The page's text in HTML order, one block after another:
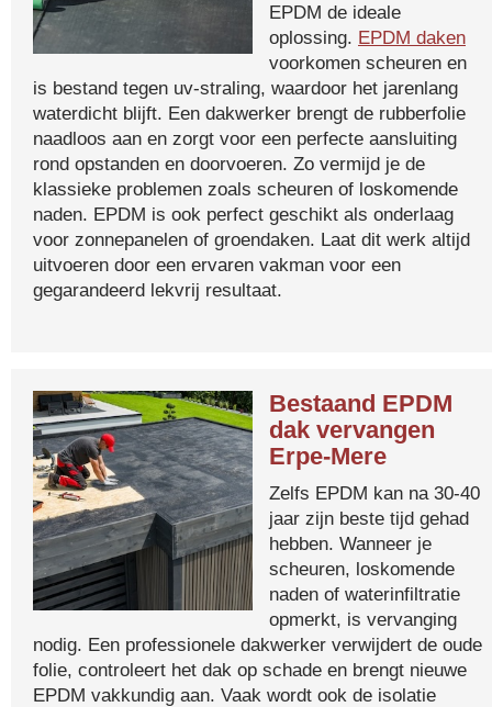
EPDM de ideale
oplossing. EPDM daken
voorkomen scheuren en
is bestand tegen uv-straling, waardoor het jarenlang
waterdicht blijft. Een dakwerker brengt de rubberfolie
naadloos aan en zorgt voor een perfecte aansluiting
rond opstanden en doorvoeren. Zo vermijd je de
klassieke problemen zoals scheuren of loskomende
naden. EPDM is ook perfect geschikt als onderlaag
voor zonnepanelen of groendaken. Laat dit werk altijd
uitvoeren door een ervaren vakman voor een
gegarandeerd lekvrij resultaat.
Bestaand EPDM
dak vervangen
Erpe-Mere
Zelfs EPDM kan na 30-40
jaar zijn beste tijd gehad
hebben. Wanneer je
scheuren, loskomende
naden of waterinfiltratie
opmerkt, is vervanging
nodig. Een professionele dakwerker verwijdert de oude
folie, controleert het dak op schade en brengt nieuwe
EPDM vakkundig aan. Vaak wordt ook de isolatie